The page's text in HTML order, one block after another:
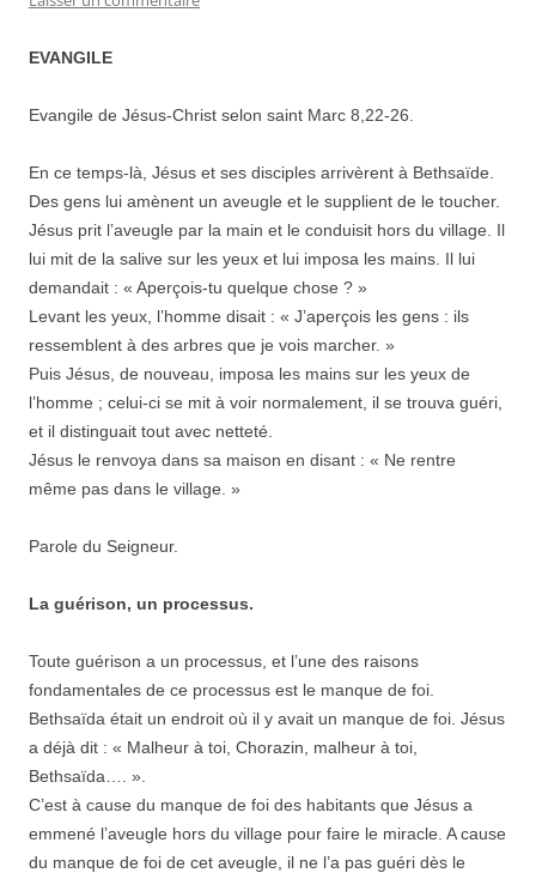
EVANGILE
Evangile de Jésus-Christ selon saint Marc 8,22-26.
En ce temps-là, Jésus et ses disciples arrivèrent à Bethsaïde.
Des gens lui amènent un aveugle et le supplient de le toucher.
Jésus prit l’aveugle par la main et le conduisit hors du village. Il
lui mit de la salive sur les yeux et lui imposa les mains. Il lui
demandait : « Aperçois-tu quelque chose ? »
Levant les yeux, l’homme disait : « J’aperçois les gens : ils
ressemblent à des arbres que je vois marcher. »
Puis Jésus, de nouveau, imposa les mains sur les yeux de
l’homme ; celui-ci se mit à voir normalement, il se trouva guéri,
et il distinguait tout avec netteté.
Jésus le renvoya dans sa maison en disant : « Ne rentre
même pas dans le village. »
Parole du Seigneur.
La guérison, un processus.
Toute guérison a un processus, et l’une des raisons
fondamentales de ce processus est le manque de foi.
Bethsaïda était un endroit où il y avait un manque de foi. Jésus
a déjà dit : « Malheur à toi, Chorazin, malheur à toi,
Bethsaïda…. ».
C’est à cause du manque de foi des habitants que Jésus a
emmené l’aveugle hors du village pour faire le miracle. A cause
du manque de foi de cet aveugle, il ne l’a pas guéri dès le